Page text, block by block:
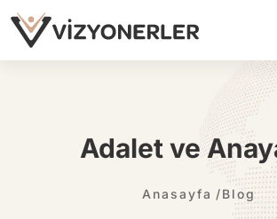
Adalet ve
Anasayfa Blog